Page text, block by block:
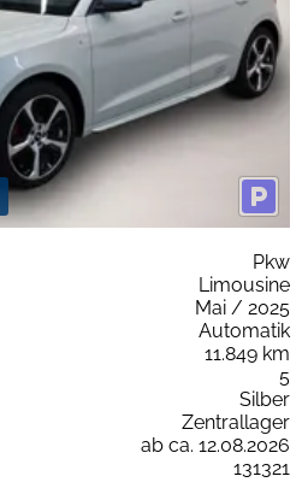
Pkw
Limousine
Mai / 2025
Automatik
11.849 km
5
Silber
Zentrallager
ab ca. 12.08.2026
131321